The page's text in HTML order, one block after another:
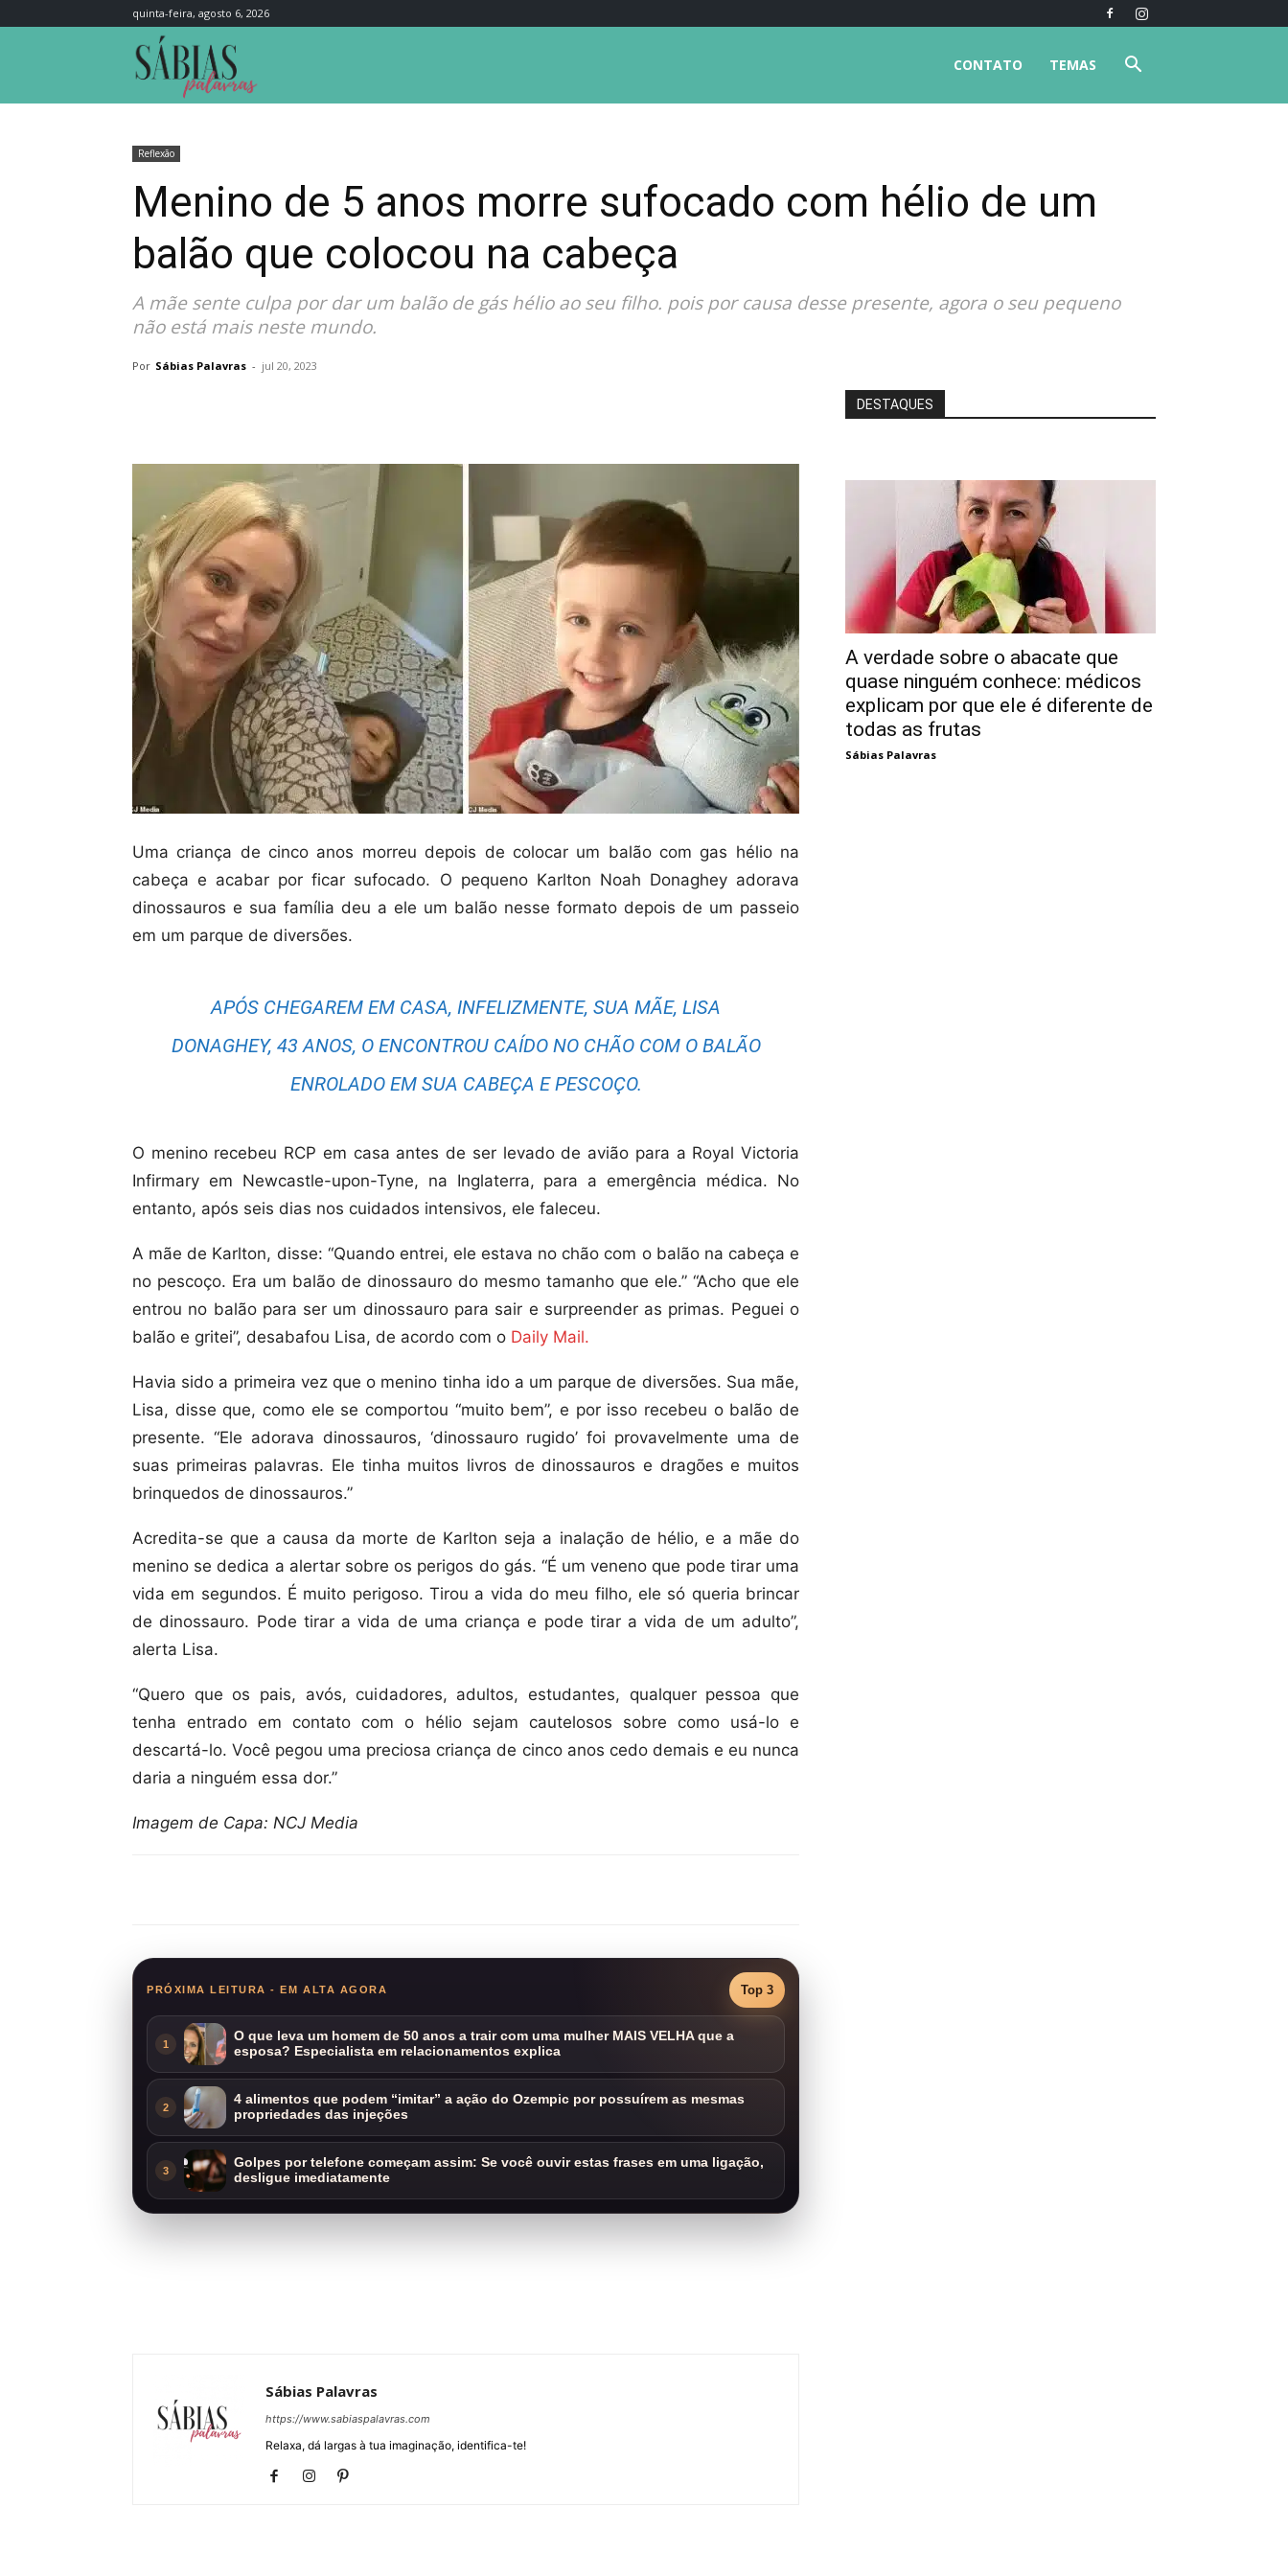
quinta-feira, agosto 6, 2026
TEMAS
CONTATO
Reflexão
Menino de 5 anos morre sufocado com hélio de um
balão que colocou na cabeça
A mãe sente culpa por dar um balão de gás hélio ao seu filho. pois por causa desse presente, agora o seu pequeno
não está mais neste mundo.
Por Sábias Palavras - jul 20, 2023
Uma criança de cinco anos morreu depois de colocar um balão com gas hélio na
cabeça e acabar por ficar sufocado. O pequeno Karlton Noah Donaghey adorava
dinossauros e sua família deu a ele um balão nesse formato depois de um passeio
em um parque de diversões.
APÓS CHEGAREM EM CASA, INFELIZMENTE, SUA MÃE, LISA
DONAGHEY, 43 ANOS, O ENCONTROU CAÍDO NO CHÃO COM O BALÃO
ENROLADO EM SUA CABEÇA E PESCOÇO.
O menino recebeu RCP em casa antes de ser levado de avião para a Royal Victoria
Infirmary em Newcastle-upon-Tyne, na Inglaterra, para a emergência médica. No
entanto, após seis dias nos cuidados intensivos, ele faleceu.
A mãe de Karlton, disse: “Quando entrei, ele estava no chão com o balão na cabeça e
no pescoço. Era um balão de dinossauro do mesmo tamanho que ele.” “Acho que ele
entrou no balão para ser um dinossauro para sair e surpreender as primas. Peguei o
balão e gritei”, desabafou Lisa, de acordo com o Daily Mail.
Havia sido a primeira vez que o menino tinha ido a um parque de diversões. Sua mãe,
Lisa, disse que, como ele se comportou “muito bem”, e por isso recebeu o balão de
presente. “Ele adorava dinossauros, ‘dinossauro rugido’ foi provavelmente uma de
suas primeiras palavras. Ele tinha muitos livros de dinossauros e dragões e muitos
brinquedos de dinossauros.”
Acredita-se que a causa da morte de Karlton seja a inalação de hélio, e a mãe do
menino se dedica a alertar sobre os perigos do gás. “É um veneno que pode tirar uma
vida em segundos. É muito perigoso. Tirou a vida do meu filho, ele só queria brincar
de dinossauro. Pode tirar a vida de uma criança e pode tirar a vida de um adulto”,
alerta Lisa.
“Quero que os pais, avós, cuidadores, adultos, estudantes, qualquer pessoa que
tenha entrado em contato com o hélio sejam cautelosos sobre como usá-lo e
descartá-lo. Você pegou uma preciosa criança de cinco anos cedo demais e eu nunca
daria a ninguém essa dor.”
Imagem de Capa: NCJ Media
PRÓXIMA LEITURA - EM ALTA AGORA Top 3
1
O que leva um homem de 50 anos a trair com uma mulher MAIS VELHA que a
esposa? Especialista em relacionamentos explica
2
4 alimentos que podem “imitar” a ação do Ozempic por possuírem as mesmas
propriedades das injeções
3
Golpes por telefone começam assim: Se você ouvir estas frases em uma ligação,
desligue imediatamente
Sábias Palavras
https://www.sabiaspalavras.com
Relaxa, dá largas à tua imaginação, identifica-te!
DESTAQUES
A verdade sobre o abacate que
quase ninguém conhece: médicos
explicam por que ele é diferente de
todas as frutas
Sábias Palavras